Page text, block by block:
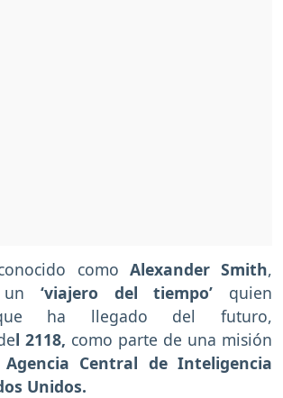
como Alexander Smith,
‘viajero del tiempo’ quien
ha llegado del futuro,
l 2118, como parte de una misión
Agencia Central de Inteligencia
Unidos.